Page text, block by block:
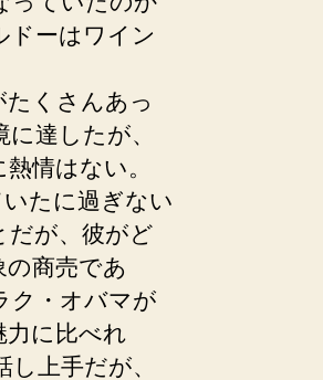
ドーはワイン
くさんあっ
達したが、
情はない。
たに過ぎない
だが、彼がど
商売であ
ク・オバマが
に比べれ
上手だが、